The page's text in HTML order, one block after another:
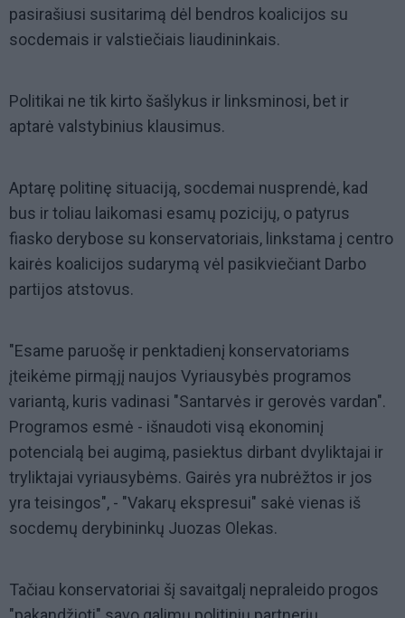
pasirašiusi susitarimą dėl bendros koalicijos su
socdemais ir valstiečiais liaudininkais.
Politikai ne tik kirto šašlykus ir linksminosi, bet ir
aptarė valstybinius klausimus.
Aptarę politinę situaciją, socdemai nusprendė, kad
bus ir toliau laikomasi esamų pozicijų, o patyrus
fiasko derybose su konservatoriais, linkstama į centro
kairės koalicijos sudarymą vėl pasikviečiant Darbo
partijos atstovus.
"Esame paruošę ir penktadienį konservatoriams
įteikėme pirmąjį naujos Vyriausybės programos
variantą, kuris vadinasi "Santarvės ir gerovės vardan".
Programos esmė - išnaudoti visą ekonominį
potencialą bei augimą, pasiektus dirbant dvyliktajai ir
tryliktajai vyriausybėms. Gairės yra nubrėžtos ir jos
yra teisingos", - "Vakarų ekspresui" sakė vienas iš
socdemų derybininkų Juozas Olekas.
Tačiau konservatoriai šį savaitgalį nepraleido progos